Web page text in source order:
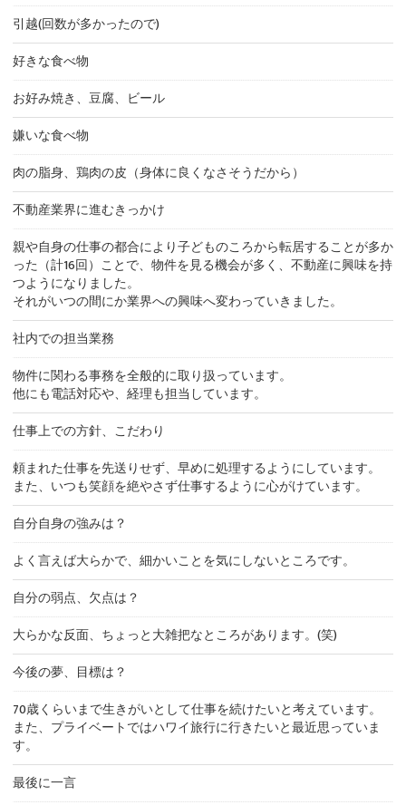
引越(回数が多かったので)
好きな食べ物
お好み焼き、豆腐、ビール
嫌いな食べ物
肉の脂身、鶏肉の皮（身体に良くなさそうだから）
不動産業界に進むきっかけ
親や自身の仕事の都合により子どものころから転居することが多か
った（計16回）ことで、物件を見る機会が多く、不動産に興味を持
つようになりました。
それがいつの間にか業界への興味へ変わっていきました。
社内での担当業務
物件に関わる事務を全般的に取り扱っています。
他にも電話対応や、経理も担当しています。
仕事上での方針、こだわり
頼まれた仕事を先送りせず、早めに処理するようにしています。
また、いつも笑顔を絶やさず仕事するように心がけています。
自分自身の強みは？
よく言えば大らかで、細かいことを気にしないところです。
自分の弱点、欠点は？
大らかな反面、ちょっと大雑把なところがあります。(笑)
今後の夢、目標は？
70歳くらいまで生きがいとして仕事を続けたいと考えています。
また、プライベートではハワイ旅行に行きたいと最近思っていま
す。
最後に一言